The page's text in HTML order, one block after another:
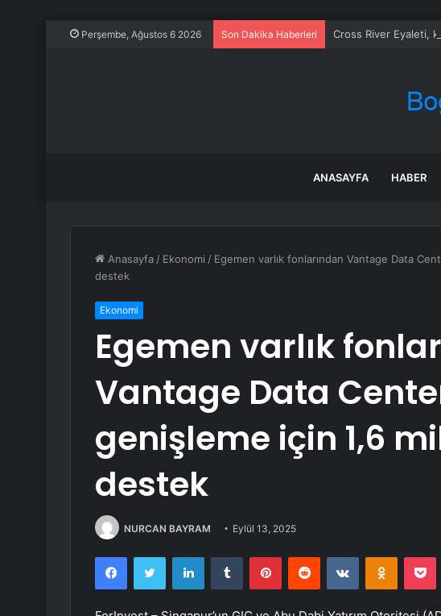
Perşembe, Ağustos 6 2026 Son Dakika Haberleri Cross River Eyaleti,
ANASAYFA HABER
Anasayfa / Ekonomi / Egemen varlık fonlarından Vantage Data
destek
Ekonomi
Egemen varlık
Vantage Data
genişleme için 1,6
destek
NURCAN BAYRAM Eylül 13, 2025
FacebookTwitter LinkedInTumblr PinterestReddit VKontakte